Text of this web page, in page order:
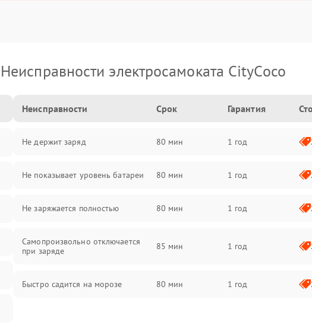
Неисправности электросамоката CityCoco
Неисправности Срок Гарантия
Не держит заряд 80 мин 1 год
Не показывает уровень батареи 80 мин 1 год
Не заряжается полностью 80 мин 1 год
Самопроизвольно отключается
при заряде
85 мин 1 год
Быстро садится на морозе 80 мин 1 год